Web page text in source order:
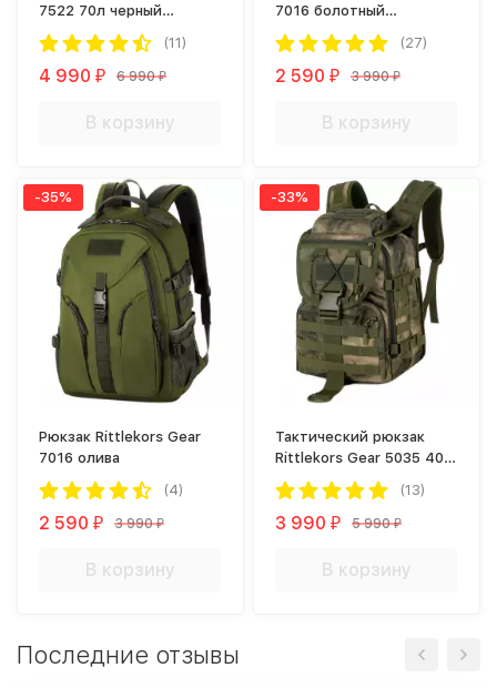
7522 70л черный
камуфляж
(11)
4 990₽ 6 990₽
В корзину
7016 болотный
камуфляж
(27)
2 590₽ 3 990₽
В корзину
-35%
Рюкзак Rittlekors Gear
7016 олива
(4)
2 590₽ 3 990₽
В корзину
-33%
Тактический рюкзак
Rittlekors Gear 5035 40л
болотный камуфляж
(13)
3 990₽ 5 990₽
В корзину
Последние отзывы